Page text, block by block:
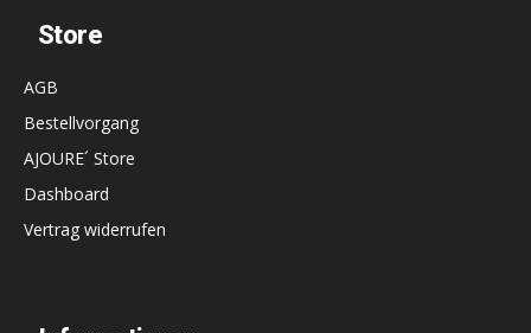
Store
AGB
Bestellvorgang
AJOURE´ Store
Dashboard
Vertrag widerrufen